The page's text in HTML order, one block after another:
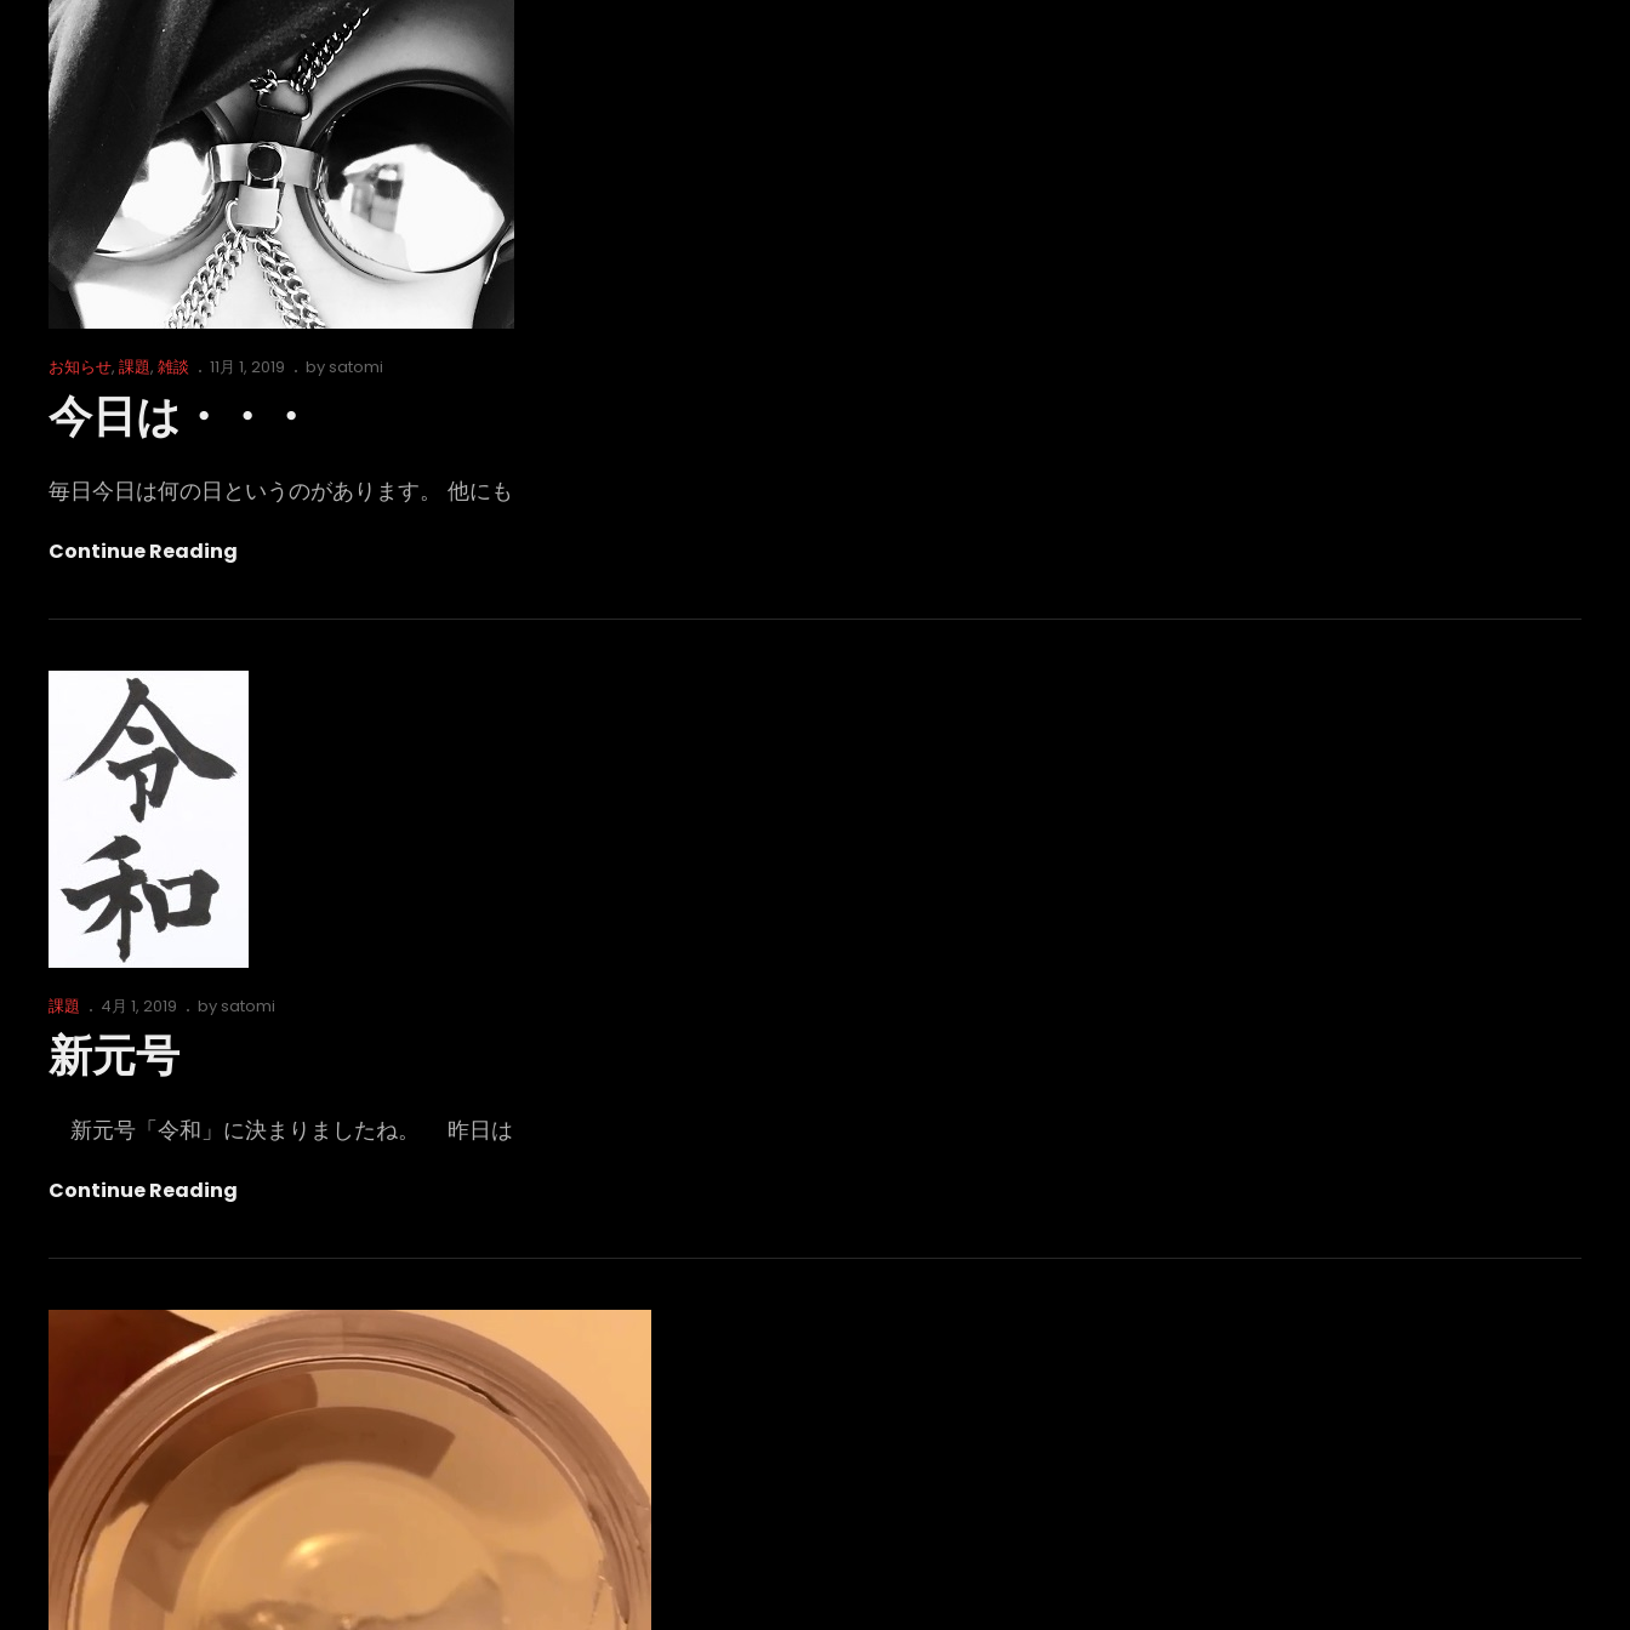
Cat
Links
お知らせ, 課題, 雑談
Posted
11月 1, 2019 by satomi
今日は・・・
毎日今日は何の日というのがあります。 他にも
Continue Reading
は・・・
Cat
Links
課題
Posted
on
4月 1, 2019 by satomi
新元号
新元号「令和」に決まりましたね。 昨日は
Continue Reading
号